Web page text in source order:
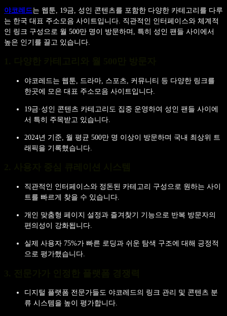
야코레드는 웹툰, 19금, 성인 콘텐츠를 포함한 다양한 카테고리를 다루
는 한국 대표 주소모음 사이트입니다. 직관적인 인터페이스와 체계적
인 링크 구성으로 월 500만 명이 방문하며, 특히 성인 팬들 사이에서
높은 인기를 끌고 있습니다.
야코레드는 웹툰, 드라마, 스포츠, 커뮤니티 등 다양한 링크를
한곳에 모은 대표 주소모음 사이트입니다.
19금·성인 콘텐츠 카테고리도 집중 운영하여 성인 팬들 사이에
서 특히 주목받고 있습니다.
2024년 기준, 월 평균 500만 명 이상이 방문하며 국내 최상위 트
래픽을 기록했습니다.
직관적인 인터페이스와 정돈된 카테고리 구성으로 원하는 사이
트를 빠르게 찾을 수 있습니다.
개인 맞춤형 페이지 설정과 즐겨찾기 기능으로 반복 방문자의
편의성이 강화됩니다.
실제 사용자 75%가 빠른 로딩과 쉬운 탐색 구조에 대해 긍정적
으로 평가했습니다.
디지털 플랫폼 전문가들도 야코레드의 링크 관리 및 콘텐츠 분
류 시스템을 높이 평가합니다.